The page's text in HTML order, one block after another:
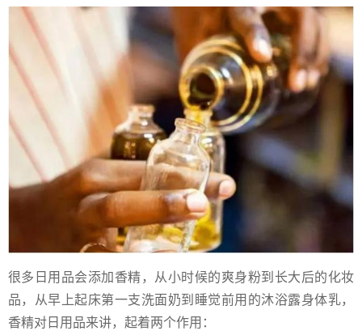
很多日用品会添加香精，从小时候的爽身粉到长大后的化妆
品，从早上起床第一支洗面奶到睡觉前用的沐浴露身体乳，
香精对日用品来讲，起着两个作用：